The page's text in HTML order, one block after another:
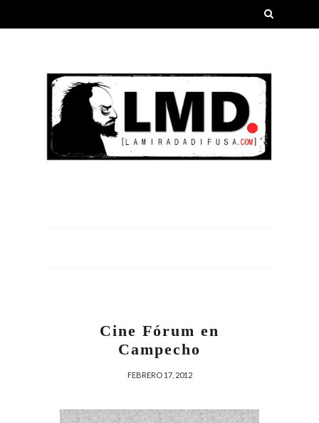
Cine Fórum en
Campecho
FEBRERO 17, 2012